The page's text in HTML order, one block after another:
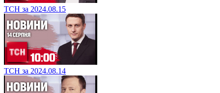
ТСН за 2024.08.15
ТСН за 2024.08.14